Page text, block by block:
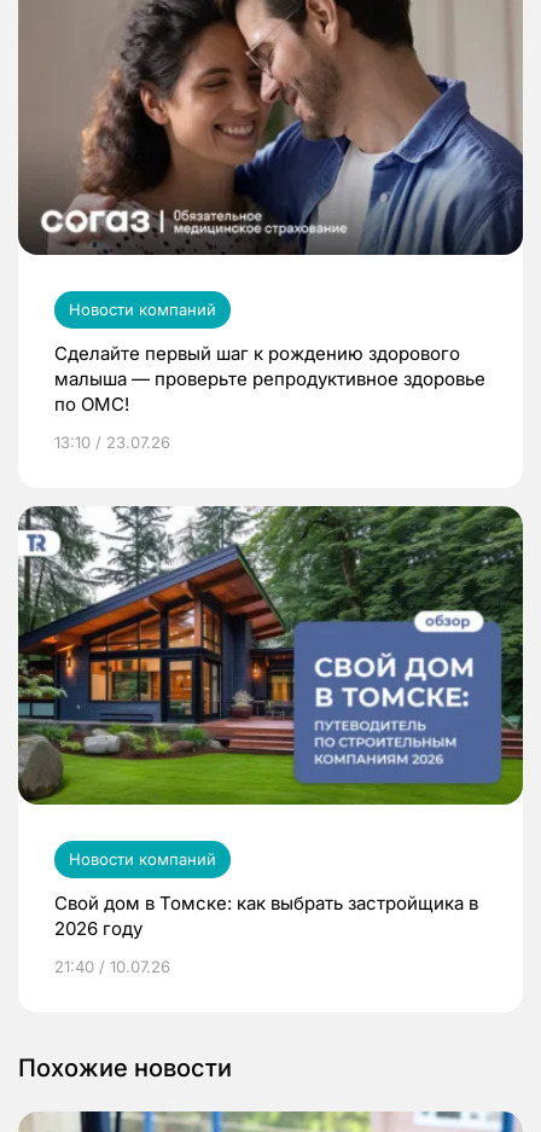
Новости компаний
Сделайте первый шаг к рождению здорового
малыша — проверьте репродуктивное здоровье
по ОМС!
13:10 / 23.07.26
Новости компаний
Свой дом в Томске: как выбрать застройщика в
2026 году
21:40 / 10.07.26
Похожие новости